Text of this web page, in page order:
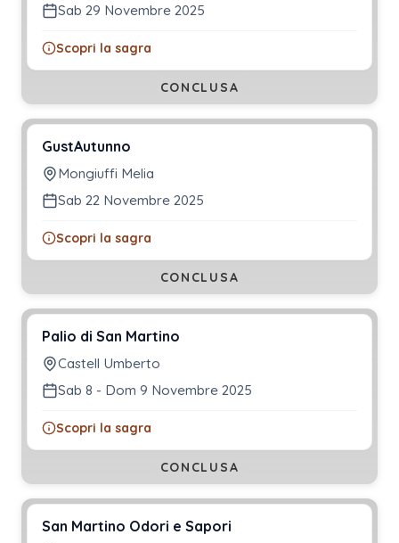
Sab 29 Novembre 2025
Scopri la sagra
CONCLUSA
GustAutunno
Mongiuffi Melia
Sab 22 Novembre 2025
Scopri la sagra
CONCLUSA
Palio di San Martino
Castell Umberto
Sab 8 - Dom 9 Novembre 2025
Scopri la sagra
CONCLUSA
San Martino Odori e Sapori